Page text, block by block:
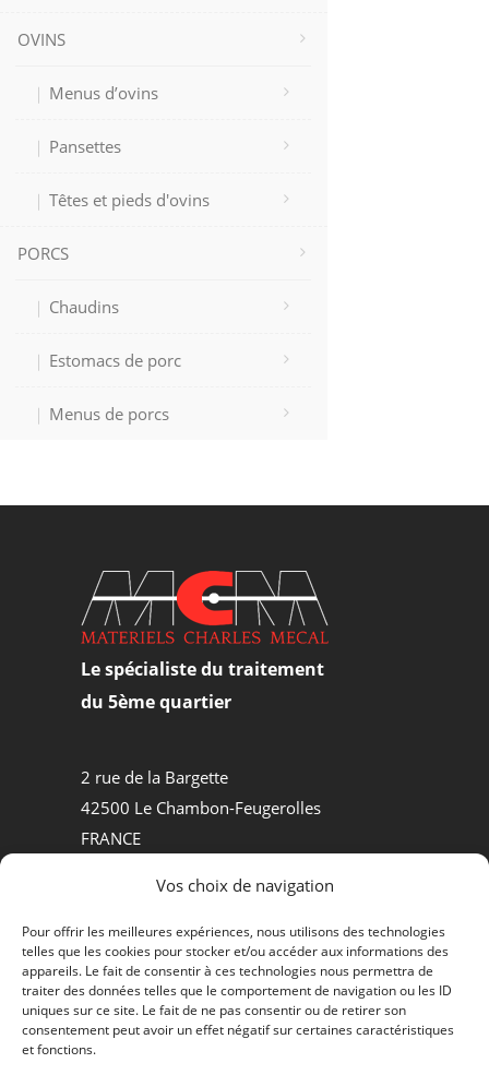
Vos choix de navigation
Pour offrir les meilleures expériences, nous utilisons des technologies
telles que les cookies pour stocker et/ou accéder aux informations des
appareils. Le fait de consentir à ces technologies nous permettra de
traiter des données telles que le comportement de navigation ou les ID
uniques sur ce site. Le fait de ne pas consentir ou de retirer son
consentement peut avoir un effet négatif sur certaines caractéristiques
et fonctions.
OVINS
Menus d’ovins
Pansettes
Têtes et pieds d'ovins
PORCS
Chaudins
Estomacs de porc
Menus de porcs
Le spécialiste du traitement
du 5ème quartier
2 rue de la Bargette
42500 Le Chambon-Feugerolles
FRANCE
MATÉRIELS D’ABATTOIRS
PROCESS AGROALIMENTAIRE
QUI SOMMES-NOUS ?